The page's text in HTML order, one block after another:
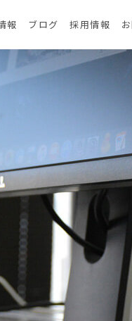
報 ブログ 採用情報